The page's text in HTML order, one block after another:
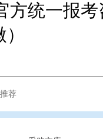
方统一报
荐